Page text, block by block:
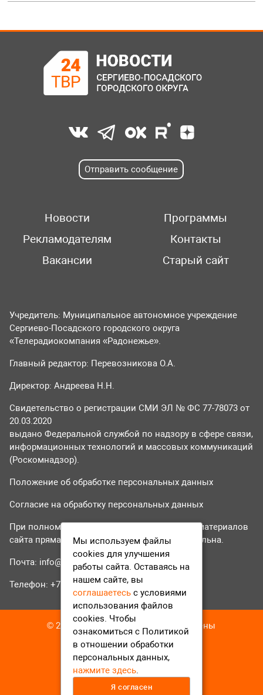
Отправить сообщение
Новости
Программы
Рекламодателям
Контакты
Вакансии
Старый сайт
Учредитель: Муниципальное автономное учреждение
Сергиево-Посадского городского округа
«Телерадиокомпания «Радонежье».
Главный редактор: Перевозникова О.А.
Директор: Андреева Н.Н.
Свидетельство о регистрации СМИ ЭЛ № ФС 77-78073 от
20.03.2020
выдано Федеральной службой по надзору в сфере связи,
информационных технологий и массовых коммуникаций
(Роскомнадзор).
Положение об обработке персональных данных
Согласие на обработку персональных данных
При полном или частичном использовании материалов
сайта прямая гиперссылка на tvr24.tv обязательна.
Почта: info@tvr24.tv
Телефон: +7 (496) 551-04-95
© 2016-2023 ТВР24 Все права защищены
Мы используем файлы
cookies для улучшения
работы сайта. Оставаясь на
нашем сайте, вы
соглашаетесь с условиями
использования файлов
cookies. Чтобы
ознакомиться с Политикой
в отношении обработки
персональных данных,
нажмите здесь.
Я согласен